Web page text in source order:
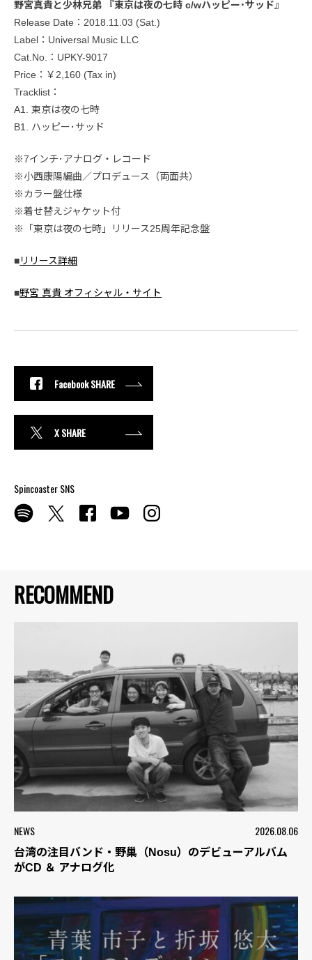
RECOMMEND
NEWS 2026.08.06
台湾の注目バンド・野巢（Nosu）のデビューアルバム
がCD ＆ アナログ化
野宮真貴と少林兄弟 『東京は夜の七時 c/wハッピー･サッド』
Release Date：2018.11.03 (Sat.)
Label：Universal Music LLC
Cat.No.：UPKY-9017
Price：￥2,160 (Tax in)
Tracklist：
A1. 東京は夜の七時
B1. ハッピー･サッド
※7インチ･アナログ・レコード
※小西康陽編曲／プロデュース（両面共）
※カラー盤仕様
※着せ替えジャケット付
※「東京は夜の七時」リリース25周年記念盤
■リリース詳細
■野宮 真貴 オフィシャル・サイト
Facebook SHARE
X SHARE
Spincoaster SNS